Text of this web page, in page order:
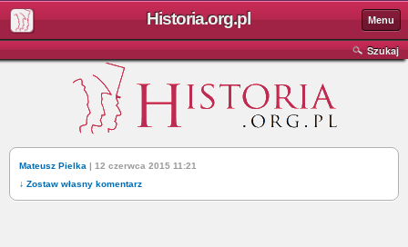
Historia.org.pl Menu
Szukaj
Mateusz Pielka | 12 czerwca 2015 11:21
↓ Zostaw własny komentarz